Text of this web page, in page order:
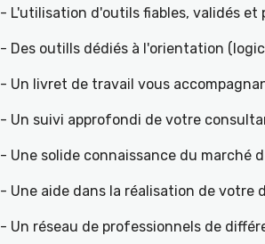
- L'utilisation d'outils fiables, validés et
- Des outills dédiés à l'orientation
- Un livret de travail vous
- Un suivi approfondi de votre
- Une solide connaissance du marché
- Une aide dans la réalisation de votre
- Un réseau de professionnels de